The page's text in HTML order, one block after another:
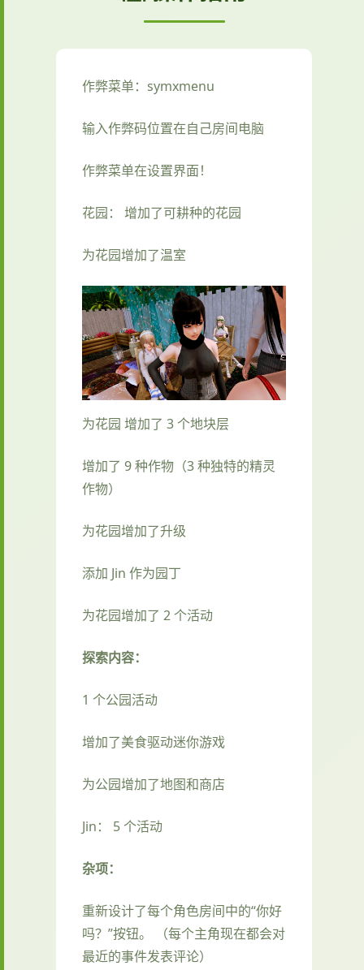
作弊菜单：symxmenu
输入作弊码位置在自己房间电脑
作弊菜单在设置界面！
花园： 增加了可耕种的花园
为花园增加了温室
为花园 增加了 3 个地块层
增加了 9 种作物（3 种独特的精灵
作物）
为花园增加了升级
添加 Jin 作为园丁
为花园增加了 2 个活动
探索内容：
1 个公园活动
增加了美食驱动迷你游戏
为公园增加了地图和商店
Jin： 5 个活动
杂项：
重新设计了每个角色房间中的“你好
吗？”按钮。 （每个主角现在都会对
最近的事件发表评论）